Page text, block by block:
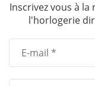
Inscrivez vous à
l'horlogerie